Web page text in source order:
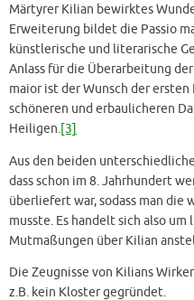
Märtyrer Kilian bewirktes
Erweiterung bildet die Passio
künstlerische und literarische
Anlass für die Überarbeitung
maior ist der Wunsch der
schöneren und erbaulicheren
Heiligen. [3]
Aus den beiden
dass schon im 8. Jahrhundert
überliefert war, sodass man die
musste. Es handelt sich also
Mutmaßungen über Kilian
Die Zeugnisse von Kilians
z.B. kein Kloster gegründet.